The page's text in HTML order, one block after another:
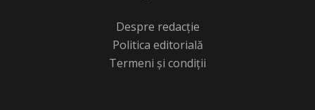
Despre redacție
Politica editorială
Termeni și condiții